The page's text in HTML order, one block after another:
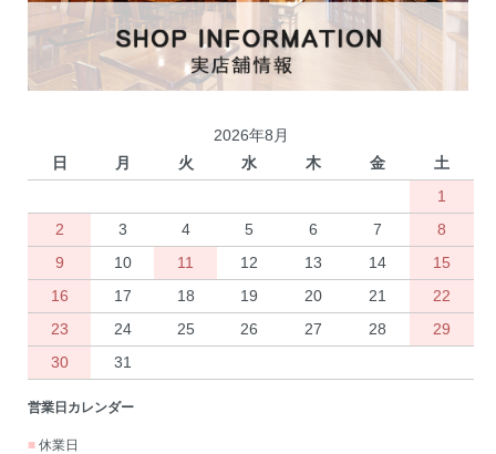
2026年8月
日
月 火 水 木 金
土
1
2
3 4 5 6 7
8
9
10 11 12 13 14
15
16
17 18 19 20 21
22
23
24 25 26 27 28
29
30
31
営業日カレンダー
■ 休業日